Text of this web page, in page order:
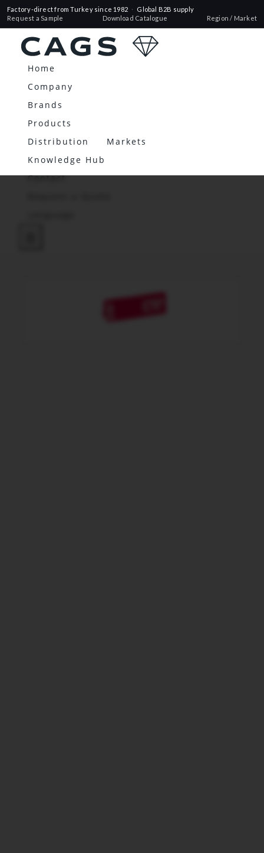
Factory-direct from Turkey since 1982 ·
Global B2B supply
Request a Sample
Download Catalogue Region / Market
Home
Company
Brands
Products
Distribution
Markets
Knowledge Hub
Contact